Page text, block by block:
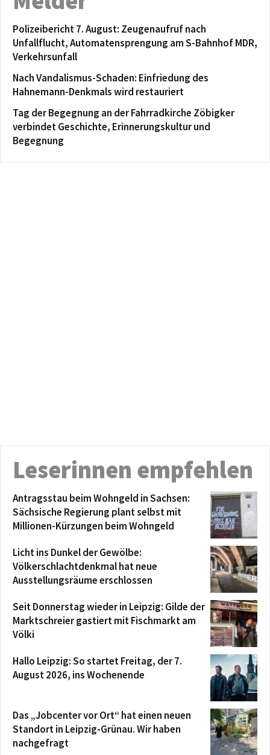
Polizeibericht 7. August: Zeugenaufruf nach
Unfallflucht, Automatensprengung am S-Bahnhof MDR,
Verkehrsunfall
Nach Vandalismus-Schaden: Einfriedung des
Hahnemann-Denkmals wird restauriert
Tag der Begegnung an der Fahrradkirche Zöbigker
verbindet Geschichte, Erinnerungskultur und
Begegnung
Leserinnen empfehlen
Antragsstau beim Wohngeld in Sachsen:
Sächsische Regierung plant selbst mit
Millionen-Kürzungen beim Wohngeld
Licht ins Dunkel der Gewölbe:
Völkerschlachtdenkmal hat neue
Ausstellungsräume erschlossen
Seit Donnerstag wieder in Leipzig: Gilde der
Marktschreier gastiert mit Fischmarkt am
Völki
Hallo Leipzig: So startet Freitag, der 7.
August 2026, ins Wochenende
Das „Jobcenter vor Ort“ hat einen neuen
Standort in Leipzig-Grünau. Wir haben
nachgefragt